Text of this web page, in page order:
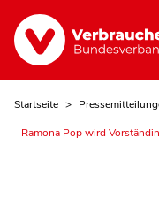
Startseite
Ramona Pop wird